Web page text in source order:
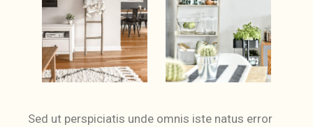
Sed ut perspiciatis unde omnis iste natus error